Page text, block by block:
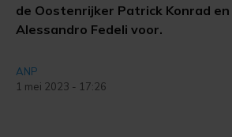
de Oostenrijker Patrick Konrad
Alessandro Fedeli voor.
ANP
1 mei 2023 - 17:26